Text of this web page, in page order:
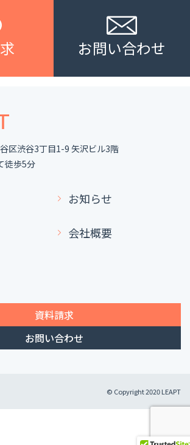
お問い合わせ
区渋谷3丁目1-9 矢沢ビル3階
徒歩5分
お知らせ
会社概要
資料請求
お問い合わせ
© Copyright 2020 LEAPT